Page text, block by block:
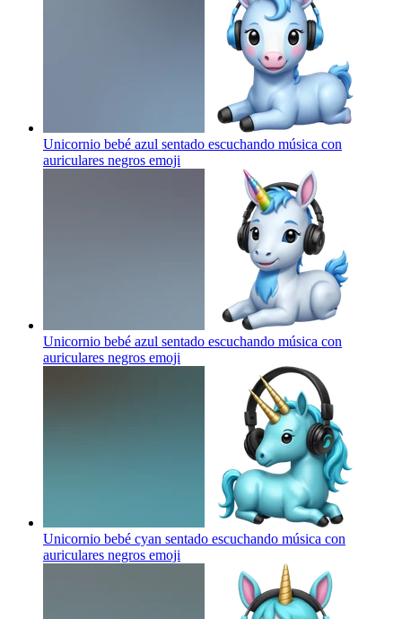
Unicornio bebé azul sentado escuchando música con
auriculares negros emoji
Unicornio bebé azul sentado escuchando música con
auriculares negros emoji
Unicornio bebé cyan sentado escuchando música con
auriculares negros emoji